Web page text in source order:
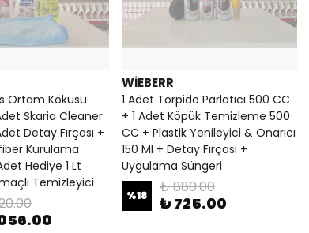
Ortam Kokusu
Skaria Cleaner
Detay Fırçası +
Kurulama
Hediye 1 Lt
Temizleyici
WİEBERR
1 Adet Torpido Parlatıcı 500 CC
+ 1 Adet Köpük Temizleme 500
CC + Plastik Yenileyici & Onarıcı
150 Ml + Detay Fırçası +
Uygulama Süngeri
%18 ₺ 880.00
₺ 725.00